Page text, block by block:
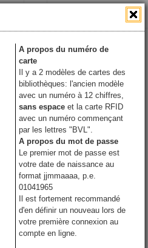
A propos du numéro de
carte
Il y a 2 modèles de cartes des
bibliothèques: l'ancien modèle
avec un numéro à 12 chiffres,
sans espace et la carte RFID
avec un numéro commençant
par les lettres "BVL".
A propos du mot de passe
Le premier mot de passe est
votre date de naissance au
format jjmmaaaa, p.e.
01041965
Il est fortement recommandé
d'en définir un nouveau lors de
votre première connexion au
compte en ligne.